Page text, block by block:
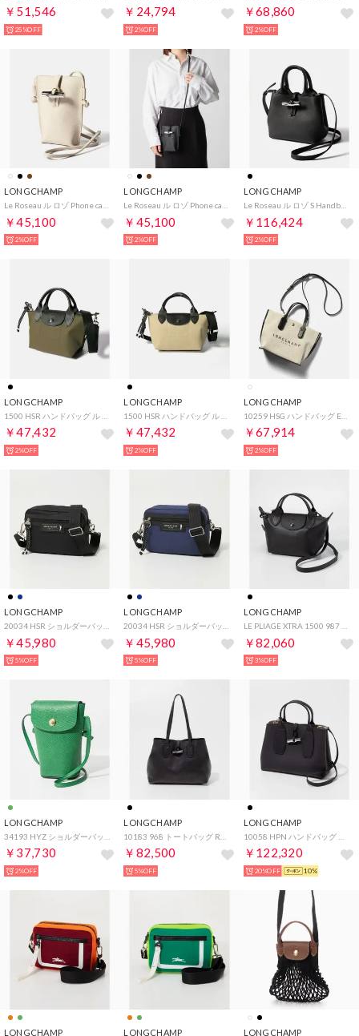
￥51,546
25%OFF
￥24,794
2%OFF
￥68,860
2%OFF
LONGCHAMP
￥45,100
2%OFF
LONGCHAMP
￥45,100
2%OFF
LONGCHAMP
Le Roseau ル ロゾ S Handbag S トップハンドルバッグ 10278 HFP
￥116,424
2%OFF
LONGCHAMP
￥47,432
2%OFF
LONGCHAMP
￥47,432
2%OFF
LONGCHAMP
10259 HSG ハンドバッグ Essential Toile レディース バッグ エッセンシャル キャンバス XS ショルダーバッグ （エクリュ）
￥67,914
2%OFF
LONGCHAMP
￥45,980
5%OFF
LONGCHAMP
￥45,980
5%OFF
LONGCHAMP
￥82,060
3%OFF
LONGCHAMP
￥37,730
2%OFF
LONGCHAMP
￥82,500
5%OFF
LONGCHAMP
￥122,320
20%OFF 10%
LONGCHAMP LONGCHAMP LONGCHAMP